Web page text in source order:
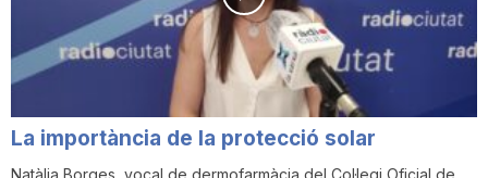
La importància de la protecció solar